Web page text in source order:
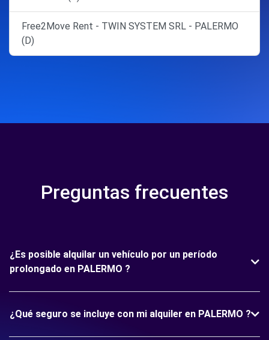
Free2Move Rent - TWIN SYSTEM SRL - PALERMO
(D)
Preguntas frecuentes
¿Es posible alquilar un vehículo por un período
prolongado en PALERMO ?
¿Qué seguro se incluye con mi alquiler en PALERMO ?